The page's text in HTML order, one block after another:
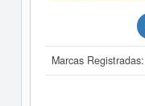
Marcas Registradas: